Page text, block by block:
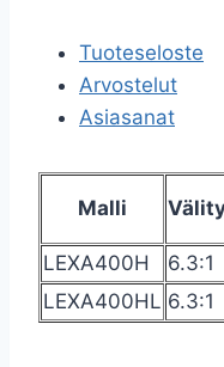
Tuoteseloste
Arvostelut
Asiasanat
Malli
LEXA400H 6.3:1
LEXA400HL 6.3:1